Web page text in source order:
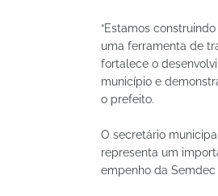
“Estamos
uma ferramenta de
fortalece o
município e
o prefeito.
O secretário
representa um
empenho da